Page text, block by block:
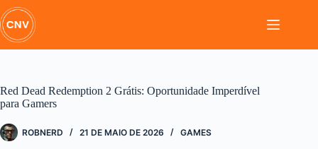
Pular
para
o
conteúdo
Red Dead Redemption 2 Grátis: Oportunidade Imperdível
para Gamers
ROBNERD 21 DE MAIO DE 2026 GAMES